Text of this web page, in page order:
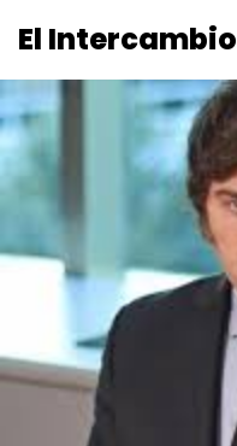
al
contenido
El Intercambio